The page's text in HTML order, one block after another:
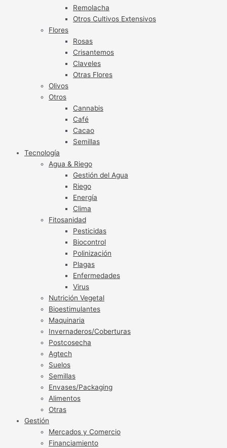
Remolacha
Otros Cultivos Extensivos
Flores
Rosas
Crisantemos
Claveles
Otras Flores
Olivos
Otros
Cannabis
Café
Cacao
Semillas
Tecnología
Agua & Riego
Gestión del Agua
Riego
Energía
Clima
Fitosanidad
Pesticidas
Biocontrol
Polinización
Plagas
Enfermedades
Virus
Nutrición Vegetal
Bioestimulantes
Maquinaria
Invernaderos/Coberturas
Postcosecha
Agtech
Suelos
Semillas
Envases/Packaging
Alimentos
Otras
Gestión
Mercados y Comercio
Financiamiento